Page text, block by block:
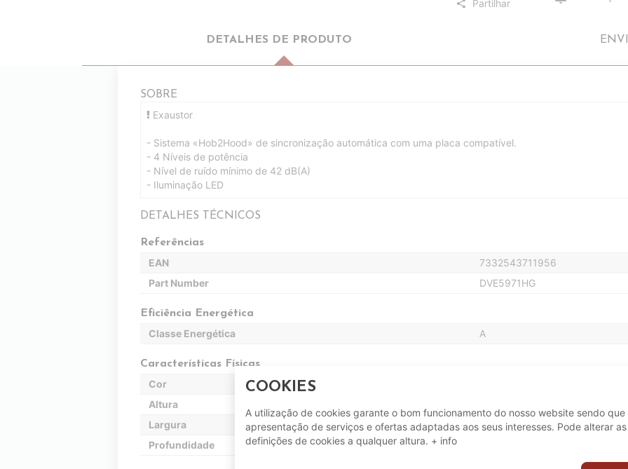
share Partilhar
DETALHES DE PRODUTO
SOBRE
Exaustor
- Sistema «Hob2Hood» de sincronização automática com uma placa compatível.
- 4 Níveis de potência
- Nível de ruído mínimo de 42 dB(A)
- Iluminação LED
DETALHES TÉCNICOS
Referências
EAN
7332543711956
Part Number
DVE5971HG
Eficiência Energética
Classe Energética A
Características Físicas
Cor
Altura
Largura
89.8 cm
Profundidade
COOKIES
A utilização de cookies garante o bom funcionamento do nosso website sendo
apresentação de serviços e ofertas adaptadas aos seus interesses. Pode alterar
definições de cookies a qualquer altura. + info